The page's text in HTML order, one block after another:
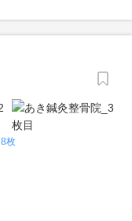
8枚